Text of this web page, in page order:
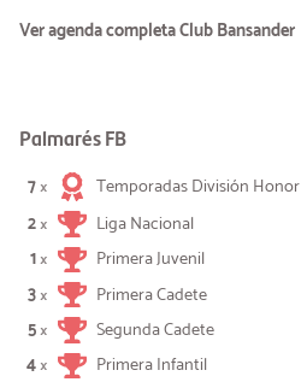
Ver agenda completa Club Bansander
Palmarés FB
7×
Temporadas División Honor
2×
Liga Nacional
1×
Primera Juvenil
3×
Primera Cadete
5×
Segunda Cadete
4×
Primera Infantil